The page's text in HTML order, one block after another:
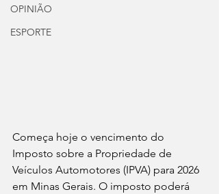
OPINIÃO
ESPORTE
Começa hoje o vencimento do
Imposto sobre a Propriedade de
Veículos Automotores (IPVA) para 2026
em Minas Gerais. O imposto poderá